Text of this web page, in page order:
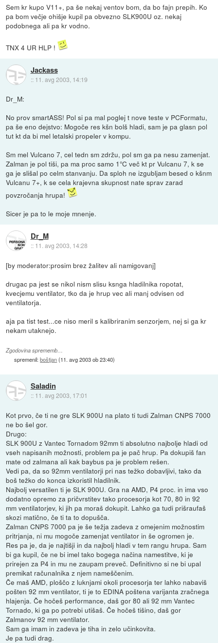
Sem kr kupo V11+, pa še nekaj ventov bom, da bo fajn prepih. Ko
pa bom večje ohišje kupil pa obvezno SLK900U oz. nekaj
podobnega ali pa kr vodno.
TNX 4 UR HLP !
Jackass
:: 11. avg 2003, 14:19
Dr_M:
No prov smartASS! Pol si pa mal poglej t nove teste v PCFormatu,
pa še eno dejstvo: Mogoče res kšn bolš hladi, sam je pa glasn pol
tut kt da bi mel letalski propeler v kompu.
Sm mel Vulcano 7, cel tedn sm zdržu, pol sm ga pa nesu zamenjat.
Zalman je pol tiši, pa ma proc samo 1°C več kt pr Vulcanu 7, k se
ga je slišal po celm stanvanju. Da sploh ne izgubljam besed o kšnm
Vulcanu 7+, k se cela krajevna skupnost nate sprav zarad
povzročanja hrupa!
Sicer je pa to le moje mnenje.
Dr_M
:: 11. avg 2003, 14:28
[by moderator:prosim brez žalitev ali namigovanj]
drugac pa jest se nikol nism slisu ksnga hladilnika ropotat,
kvecjemu ventilator, tko da je hrup vec ali manj odvisen od
ventilatorja.
aja pa tist test...ce niso meril s kalibriranim senzorjem, nej si ga kr
nekam utaknejo.
Zgodovina sprememb…
spremenil:boštjan(11. avg 2003 ob 23:40)
Saladin
:: 11. avg 2003, 17:01
Kot prvo, če ti ne gre SLK 900U na plato ti tudi Zalman CNPS 7000
ne bo šel gor.
Drugo:
SLK 900U z Vantec Tornadom 92mm ti absolutno najbolje hladi od
vseh napisanih možnosti, problem pa je pač hrup. Pa dokupiš fan
mate od zalmana ali kak baybus pa je problem rešen.
Vedi pa, da so 92mm ventilatorji pri nas težko dobavljivi, tako da
boš težko do konca izkoristil hladilnik.
Najbolj versatilen ti je SLK 900U. Gra na AMD, P4 proc. in ima vso
dodatno opremo za pričvrstitev tako procesorja kot 70, 80 in 92
mm ventilatorjev, ki jih pa moraš dokupit. Lahko ga tudi prišraufaš
skozi matično, če ti ta to dopušča.
Zalman CNPS 7000 pa je še težja zadeva z omejenim možnostim
pritrjanja, ni mu mogoče zamenjat ventilator in še ogromen je.
Res pa je, da je najtišji in da najbolj hladi v tem rangu hrupa. Sam
bi ga kupil, če ne bi imel tako bogega načina namestitve, ki je
prirejen za P4 in mu ne zaupam preveč. Definitivno si ne bi upal
premikat računalnika z njem nameščenim.
Če maš AMD, ploščo z luknjami okoli procesorja ter lahko nabaviš
pošten 92 mm ventilator, ti je to EDINA poštena varijanta zračnega
hlajenja. Če hočeš performance, daš gor 80 ali 92 mm Vantec
Tornado, ki ga po potrebi utišaš. Če hočeš tišino, daš gor
Zalmanov 92 mm ventilator.
Sam ga imam in zadeva je tiha in zelo učinkovita.
Je pa tudi drag.